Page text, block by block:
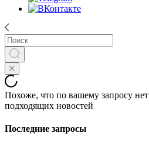
Похоже, что по вашему запросу нет
подходящих новостей
Последние запросы